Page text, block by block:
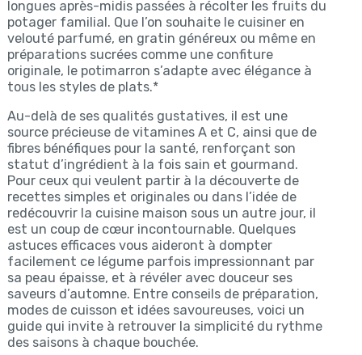
longues après-midis passées à récolter les fruits du
potager familial. Que l’on souhaite le cuisiner en
velouté parfumé, en gratin généreux ou même en
préparations sucrées comme une confiture
originale, le potimarron s’adapte avec élégance à
tous les styles de plats.*
Au-delà de ses qualités gustatives, il est une
source précieuse de vitamines A et C, ainsi que de
fibres bénéfiques pour la santé, renforçant son
statut d’ingrédient à la fois sain et gourmand.
Pour ceux qui veulent partir à la découverte de
recettes simples et originales ou dans l’idée de
redécouvrir la cuisine maison sous un autre jour, il
est un coup de cœur incontournable. Quelques
astuces efficaces vous aideront à dompter
facilement ce légume parfois impressionnant par
sa peau épaisse, et à révéler avec douceur ses
saveurs d’automne. Entre conseils de préparation,
modes de cuisson et idées savoureuses, voici un
guide qui invite à retrouver la simplicité du rythme
des saisons à chaque bouchée.